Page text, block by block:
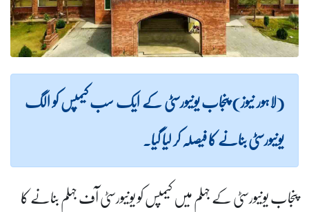
(لاہور نیوز) پنجاب یونیورسٹی کے ایک سب کیمپس کو الگ
یونیورسٹی بنانے کا فیصلہ کر لیا گیا۔
پنجاب یونیورسٹی کے جہلم میں کیمپس کو یونیورسٹی آف جہلم بنانے کا